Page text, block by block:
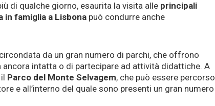
di qualche giorno, esaurita la visita alle principali
in famiglia a Lisbona può condurre anche
da un gran numero di parchi, che offrono
ancora intatta o di partecipare ad attività didattiche. A
Parco del Monte Selvagem, che può essere percorso
e all’interno del quale sono presenti un gran numero